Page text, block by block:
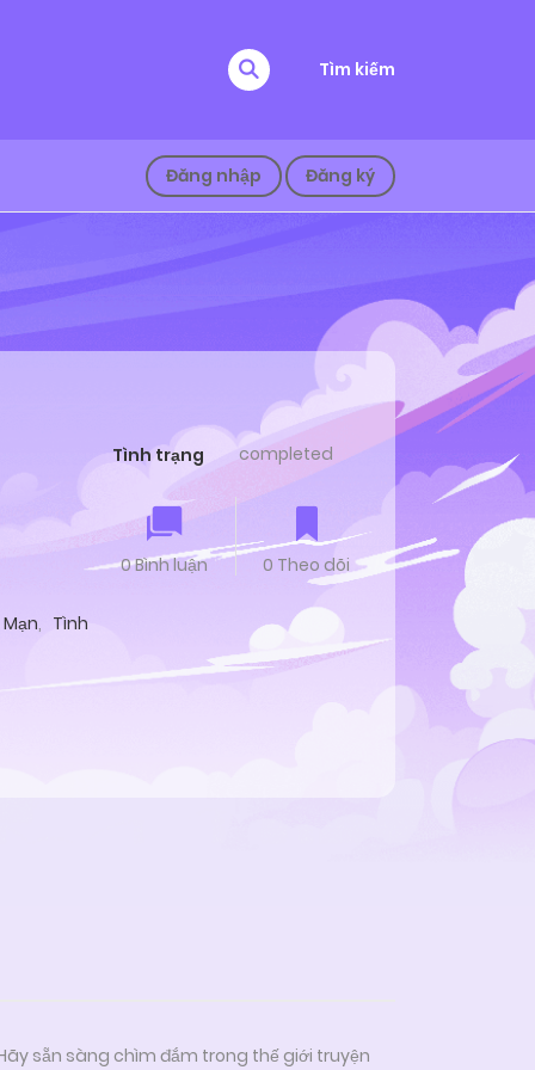
Tìm kiếm
Đăng nhập Đăng ký
, Tình
Tình trạng completed
0 Bình luận 0 Theo dõi
sẵn sàng chìm đắm trong thế giới truyện